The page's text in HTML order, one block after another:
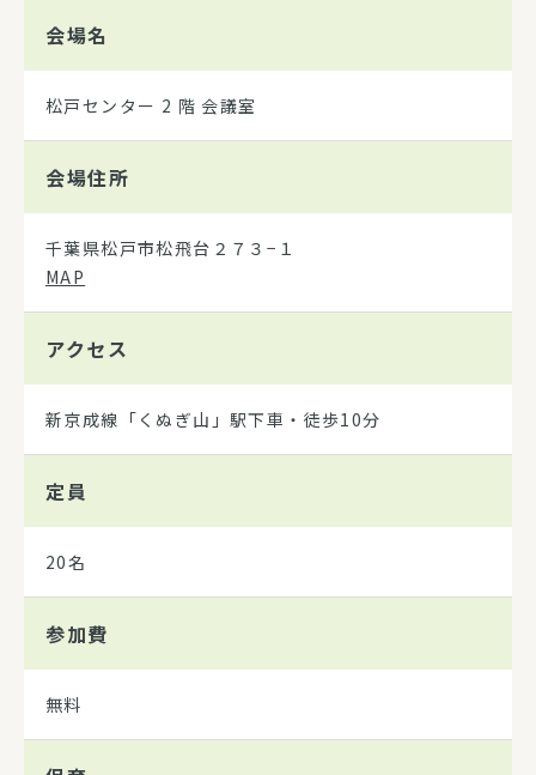
会場名
松戸センター 2 階 会議室
会場住所
千葉県松戸市松飛台２７３−１
MAP
アクセス
新京成線「くぬぎ山」駅下車・徒歩10分
定員
20名
参加費
無料